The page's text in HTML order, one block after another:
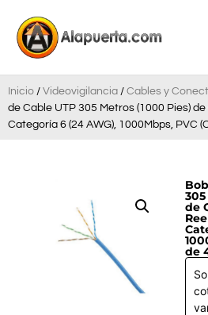
Inicio / Videovigilancia / Cables y
de Cable UTP 305 Metros (1000 Pies) de
Categoría 6 (24 AWG), 1000Mbps, PVC
de
de